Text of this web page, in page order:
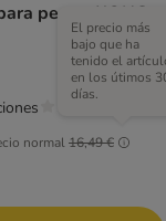
perros KONG
normal16,49 €
El precio más
bajo que ha
tenido el
en los útimos
días.